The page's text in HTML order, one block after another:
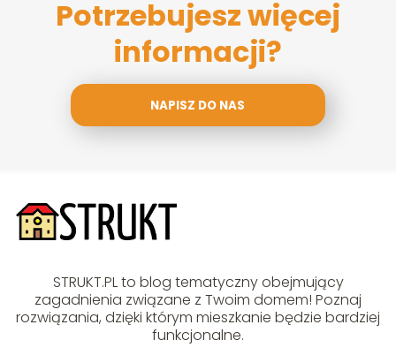
Potrzebujesz więcej
informacji?
NAPISZ DO NAS
STRUKT.PL to blog tematyczny obejmujący
zagadnienia związane z Twoim domem! Poznaj
rozwiązania, dzięki którym mieszkanie będzie bardziej
funkcjonalne.